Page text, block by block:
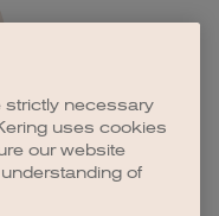
strictly necessary
uses cookies
our website
of